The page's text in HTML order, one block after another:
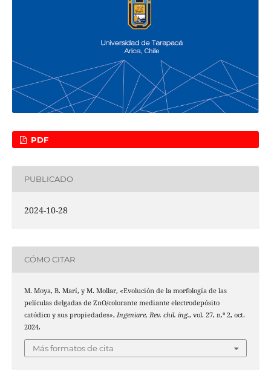
PDF
PUBLICADO
2024-10-28
CÓMO CITAR
M. Moya, B. Marí, y M. Mollar, «Evolución de la morfología de las
películas delgadas de ZnO/colorante mediante electrodepósito
catódico y sus propiedades», Ingeniare, Rev. chil. ing., vol. 27, n.º 2, oct.
2024.
Más formatos de cita